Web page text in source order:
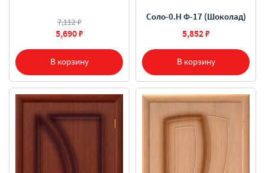
В корзину
7,112 ₽
5,690 ₽
В корзину
Соло-0.H Ф-17 (Шоколад)
5,852 ₽